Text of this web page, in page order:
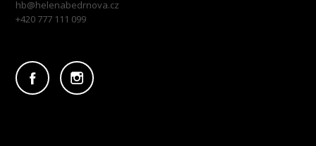
hb@helenabedrnova.cz
+420 777 111 099